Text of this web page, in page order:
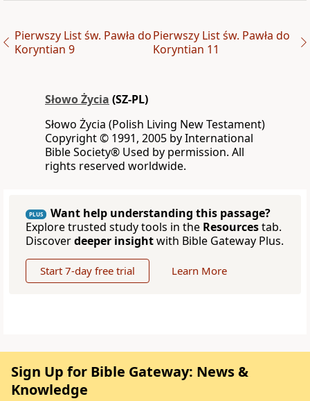
Pierwszy List św. Pawła do
Koryntian 9
Pierwszy List św. Pawła do
Koryntian 11
Słowo Życia (SZ-PL)
Słowo Życia (Polish Living New Testament)
Copyright © 1991, 2005 by International
Bible Society® Used by permission. All
rights reserved worldwide.
PLUS
Want help understanding this passage?
Explore trusted study tools in the Resourcestab.
Discoverdeeper insightwith Bible Gateway Plus.
Start 7-day free trial Learn More
Sign Up for Bible Gateway: News &
Knowledge